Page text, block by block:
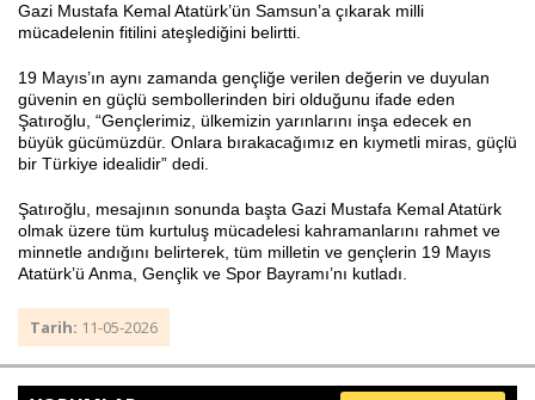
Gazi Mustafa Kemal Atatürk’ün Samsun’a çıkarak milli
mücadelenin fitilini ateşlediğini belirtti.
19 Mayıs’ın aynı zamanda gençliğe verilen değerin ve duyulan
güvenin en güçlü sembollerinden biri olduğunu ifade eden
Şatıroğlu, “Gençlerimiz, ülkemizin yarınlarını inşa edecek en
büyük gücümüzdür. Onlara bırakacağımız en kıymetli miras, güçlü
bir Türkiye idealidir” dedi.
Şatıroğlu, mesajının sonunda başta Gazi Mustafa Kemal Atatürk
olmak üzere tüm kurtuluş mücadelesi kahramanlarını rahmet ve
minnetle andığını belirterek, tüm milletin ve gençlerin 19 Mayıs
Atatürk’ü Anma, Gençlik ve Spor Bayramı’nı kutladı.
Tarih: 11-05-2026